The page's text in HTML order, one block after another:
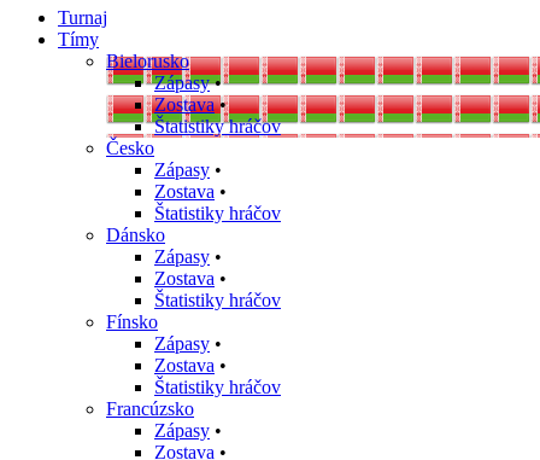
Turnaj
Tímy
Bielorusko
Zápasy•
Zostava•
Štatistiky hráčov
Česko
Zápasy •
Zostava •
Štatistiky hráčov
Dánsko
Zápasy •
Zostava •
Štatistiky hráčov
Fínsko
Zápasy •
Zostava •
Štatistiky hráčov
Francúzsko
Zápasy •
Zostava •